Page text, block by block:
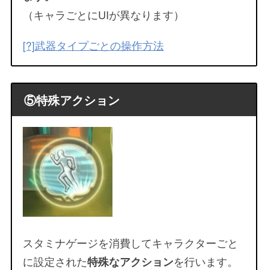
（キャラごとにUIが異なります）
[?]武器タイプごとの操作方法
⑤特殊アクション
スタミナゲージを消費してキャラクターごと
に設定された特殊なアクションを行います。